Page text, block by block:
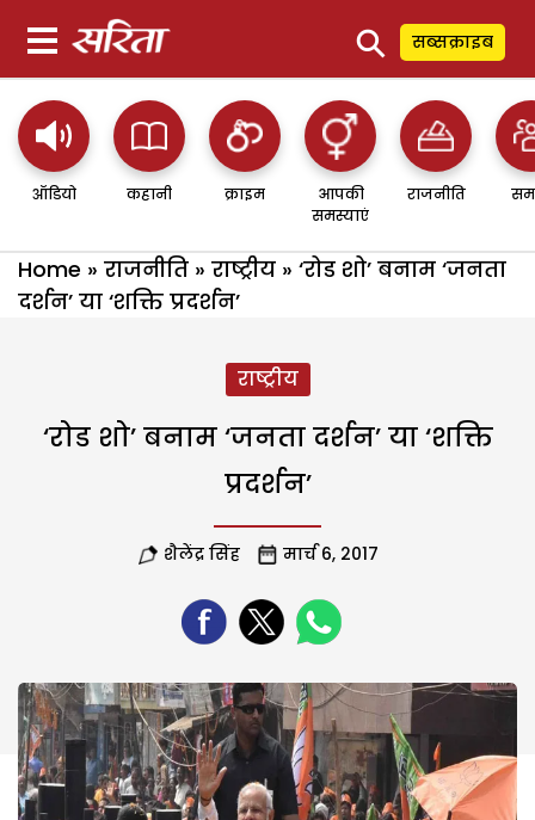
⚲ सब्सक्राइब
ऑडियो कहानी क्राइम
आपकी
समस्याएं
राजनीति
Home » राजनीति » राष्ट्रीय » ‘रोड शो’ बनाम ‘जनता
दर्शन’ या ‘शक्ति प्रदर्शन’
राष्ट्रीय
‘रोड शो’ बनाम ‘जनता दर्शन’ या ‘शक्ति
प्रदर्शन’
शैलेंद्र सिंह मार्च 6, 2017